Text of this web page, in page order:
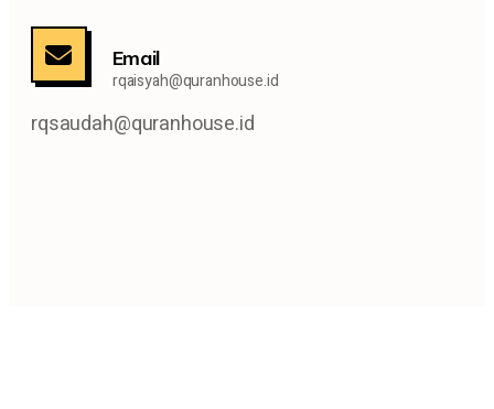
Email
rqaisyah@quranhouse.id
rqsaudah@quranhouse.id